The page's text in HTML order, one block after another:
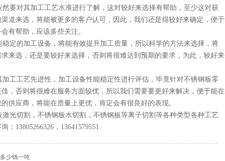
要对其加工工艺水准进行了解，这对较好来选择有帮助，至少这对获
道来选，将能被更多的客户认可，因此，我们还是得较好来确定，便于
有帮助，应该多些关注。
定的加工设备，将能有效提升加工质量，所以科学的方法来选择，将
来选，还是要较好来选择，否则将很难达到预期的要求，为此，较好来
工工艺先进性，加工设备性能稳定性进行评估，毕竟针对不锈钢板零
，否则将很难在服务方面较优，所以我们需要要更好来解决，便于能在
供应商，将能在质量上更优，肯定会有很良好的表现。
激光切割，不锈钢板水切割，不锈钢板等离子切割等各种类型各种工艺
：13805266326，13641579551.
少钱一吨